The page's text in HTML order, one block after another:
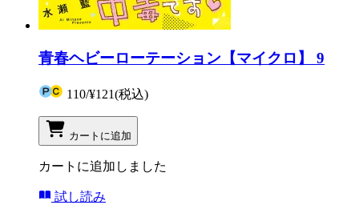
青春ヘビーローテーション【マイクロ】 9
110/¥121(税込)
カートに追加
カートに追加しました
試し読み